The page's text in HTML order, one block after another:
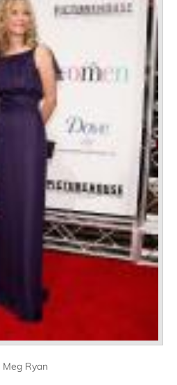
Meg Ryan